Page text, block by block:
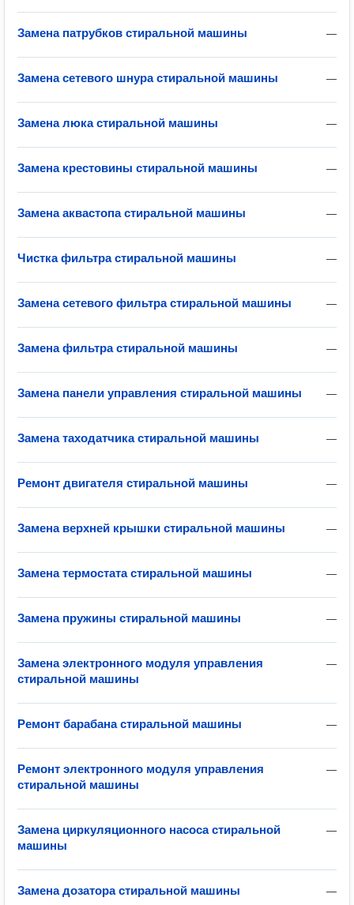
—
Замена патрубков стиральной машины
—
Замена сетевого шнура стиральной машины
—
Замена люка стиральной машины
—
Замена крестовины стиральной машины
—
Замена аквастопа стиральной машины
—
Чистка фильтра стиральной машины
—
Замена сетевого фильтра стиральной машины
—
Замена фильтра стиральной машины
—
Замена панели управления стиральной машины
—
Замена таходатчика стиральной машины
—
Ремонт двигателя стиральной машины
—
Замена верхней крышки стиральной машины
—
Замена термостата стиральной машины
—
Замена пружины стиральной машины
—
Замена электронного модуля управления
стиральной машины
—
Ремонт барабана стиральной машины
—
Ремонт электронного модуля управления
стиральной машины
—
Замена циркуляционного насоса стиральной
машины
—
Замена дозатора стиральной машины